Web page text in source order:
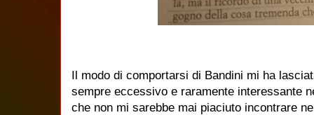
Il modo di comportarsi di Bandini mi ha
sempre eccessivo e raramente interessante
che non mi sarebbe mai piaciuto incontrare